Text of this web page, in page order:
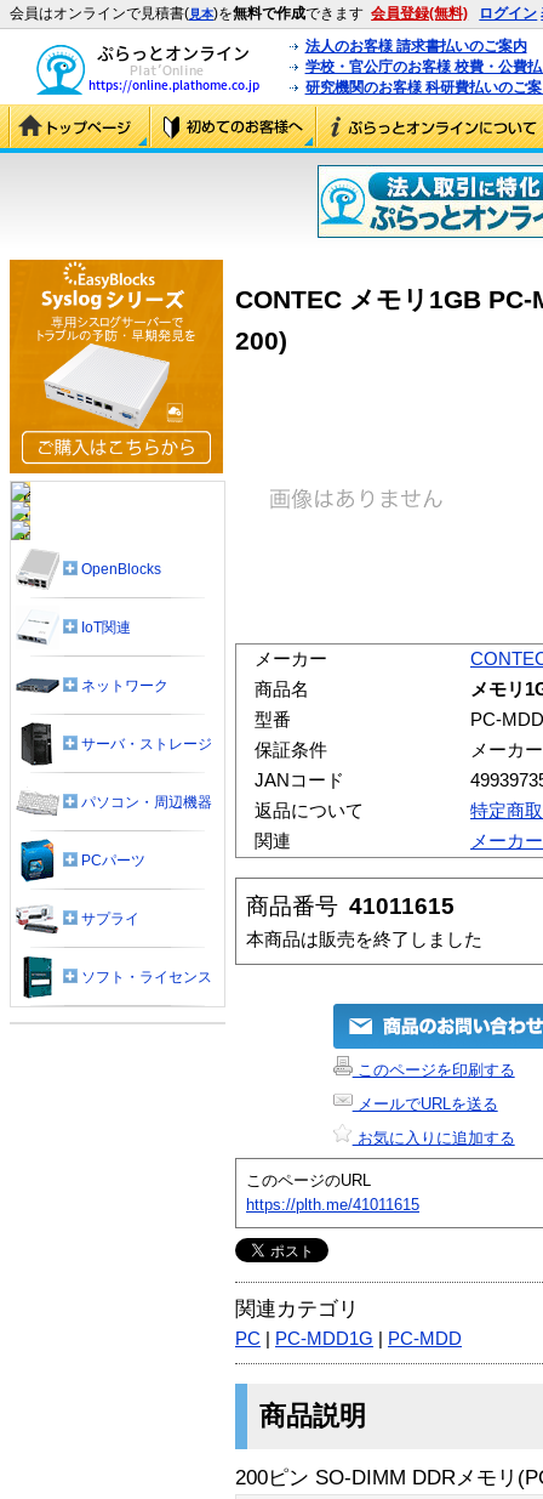
会員はオンラインで見積書(見本)を無料で作成できます 会員登録(無料) ログイン
法人のお客様 請求書払いのご案内
学校・官公庁のお客様 校費・公費
研究機関のお客様 科研費払いのご
CONTEC メモリ1GB PC-
200)
メーカー
商品名
メモリ
型番
PC-
保証条件
メーカ
JANコード
返品について
特定商
関連
メーカ
商品番号 41011615
本商品は販売を終了しました
このページを印刷する
メールでURLを送る
お気に入りに追加する
このページのURL
https://plth.me/41011615
関連カテゴリ
PC PC-MDD1G PC-MDD
商品説明
200ピン SO-DIMM DDRメモリ
OpenBlocks
IoT関連
ネットワーク
サーバ・ストレージ
パソコン・周辺機器
PCパーツ
サプライ
ソフト・ライセンス